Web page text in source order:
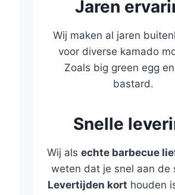
Jaren
Wij maken al jaren
voor diverse kamado
Zoals big green egg
bastard.
Snelle
Wij als echte barbecue
weten dat je snel aan de
Levertijden kort houden